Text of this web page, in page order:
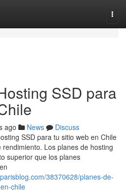
SSD para
ago News
Discuss
SSD para tu sitio web en Chile
Los planes de hosting
superior que los planes
38370628/planes-de-
chile